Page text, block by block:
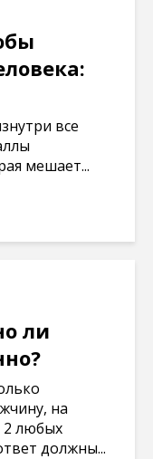
все
мешает...
ли
на
2 любых
должны...